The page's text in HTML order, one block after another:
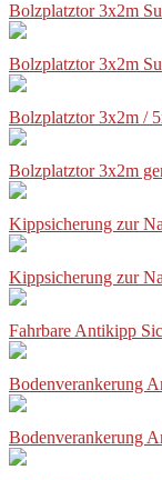
Bolzplatztor 3x2m
Bolzplatztor 3x2m
Bolzplatztor 3x2m /
Bolzplatztor 3x2m
Kippsicherung zur
Kippsicherung zur
Fahrbare Antikipp
Bodenverankerung
Bodenverankerung